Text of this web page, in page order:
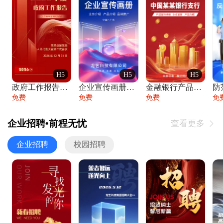
H5
政府工作报告政府年终工作总结
免费
H5
企业宣传画册公司简介产品介绍业务宣传手册
免费
H5
金融银行产品宣传手册企业宣传产品介绍
免费
防
免
企业招聘•前程无忧 查看更多 
企业招聘 校园招聘